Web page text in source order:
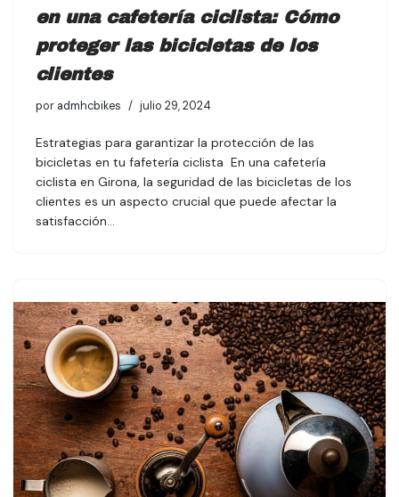
en una cafetería ciclista: Cómo
proteger las bicicletas de los
clientes
por admhcbikes julio 29, 2024
Estrategias para garantizar la protección de las
bicicletas en tu fafetería ciclista En una cafetería
ciclista en Girona, la seguridad de las bicicletas de los
clientes es un aspecto crucial que puede afectar la
satisfacción…